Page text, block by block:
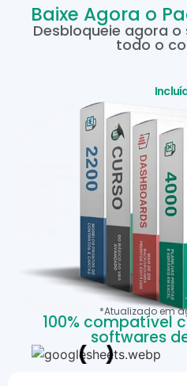
Baixe Agora o
Desbloqueie agora o
todo o
*Atualizado em
100% compatível
softwares